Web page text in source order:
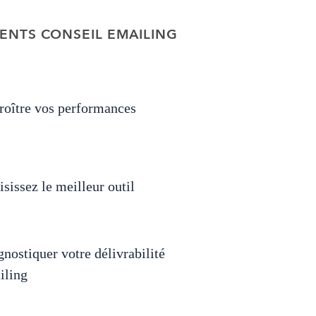
CONSEIL EMAILING
vos performances
le meilleur outil
votre délivrabilité